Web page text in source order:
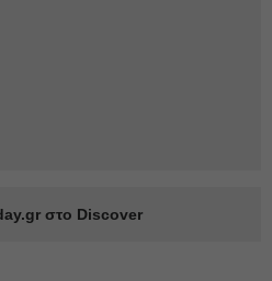
στο Discover